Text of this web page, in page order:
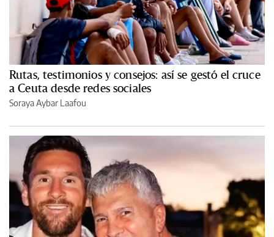
Rutas, testimonios y consejos: así se gestó el cruce
a Ceuta desde redes sociales
Soraya Aybar Laafou